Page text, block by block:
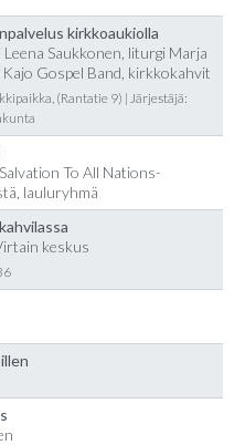
kirkkoaukiolla
Saukkonen, liturgi Marja
Gospel Band, kirkkokahvit
(Rantatie 9) | Järjestäjä:
To All Nations-
lauluryhmä
keskus